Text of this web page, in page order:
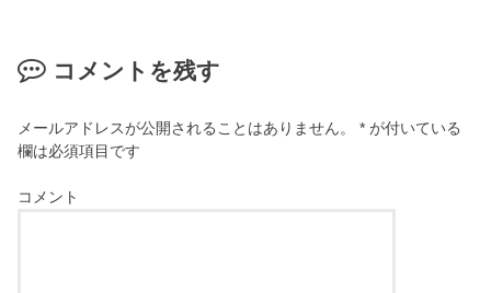
コメントを残す
メールアドレスが公開されることはありません。 * が付いている
欄は必須項目です
コメント